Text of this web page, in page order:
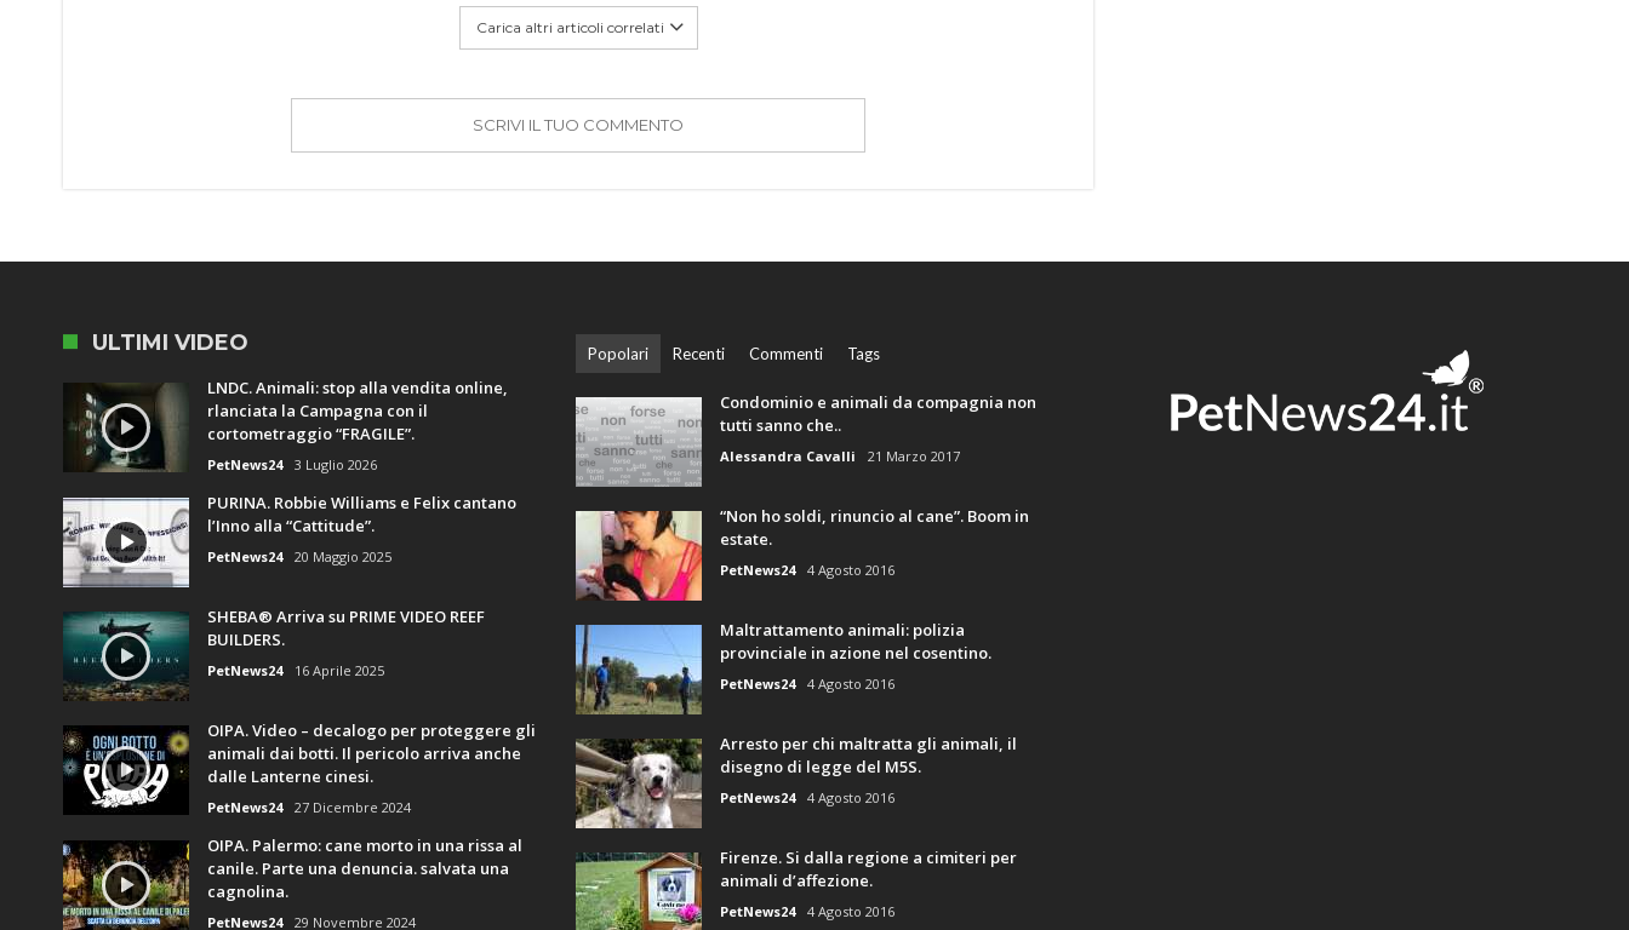
Carica altri articoli correlati
SCRIVI IL TUO COMMENTO
ULTIMI VIDEO
LNDC. Animali: stop alla vendita online,
rlanciata la Campagna con il
cortometraggio “FRAGILE”.
PetNews24 3 Luglio 2026
PURINA. Robbie Williams e Felix cantano
l’Inno alla “Cattitude”.
PetNews24 20 Maggio 2025
SHEBA® Arriva su PRIME VIDEO REEF
BUILDERS.
PetNews24 16 Aprile 2025
OIPA. Video – decalogo per proteggere gli
animali dai botti. Il pericolo arriva anche
dalle Lanterne cinesi.
PetNews24 27 Dicembre 2024
OIPA. Palermo: cane morto in una rissa al
canile. Parte una denuncia. salvata una
cagnolina.
PetNews24 29 Novembre 2024
Popolari Recenti Commenti Tags
Condominio e animali da compagnia non
tutti sanno che..
Alessandra Cavalli 21 Marzo 2017
“Non ho soldi, rinuncio al cane”. Boom in
estate.
PetNews24 4 Agosto 2016
Maltrattamento animali: polizia
provinciale in azione nel cosentino.
PetNews24 4 Agosto 2016
Arresto per chi maltratta gli animali, il
disegno di legge del M5S.
PetNews24 4 Agosto 2016
Firenze. Si dalla regione a cimiteri per
animali d’affezione.
PetNews24 4 Agosto 2016